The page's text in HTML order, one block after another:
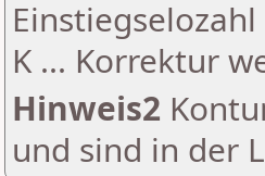
K ... Korrektur
Hinweis2
und sind in der